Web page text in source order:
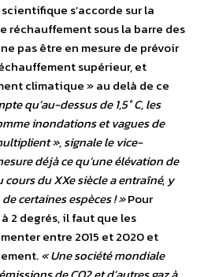
s’accorde sur la
réchauffement sous la barre des
pas être en mesure de prévoir
supérieur, et
climatique » au delà de ce
qu’au-dessus de 1,5° C, les
inondations et vagues de
», signale le vice-
déjà ce qu’une élévation de
du XXe siècle a entraîné, y
certaines espèces ! »Pour
2 degrés, il faut que les
entre 2015 et 2020 et
« Une société mondiale